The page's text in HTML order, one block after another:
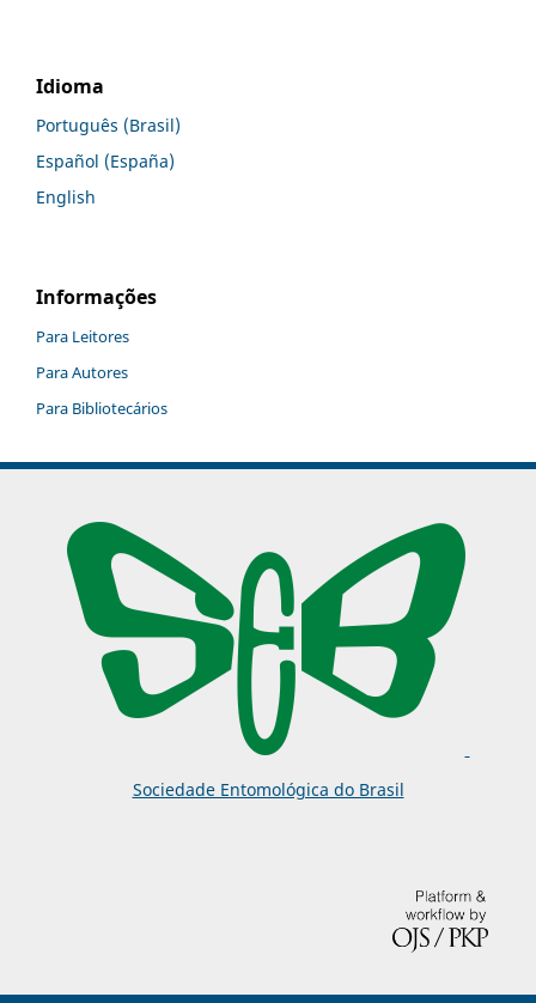
Idioma
Português (Brasil)
Español (España)
English
Informações
Para Leitores
Para Autores
Para Bibliotecários
Sociedade Entomológica do Brasil